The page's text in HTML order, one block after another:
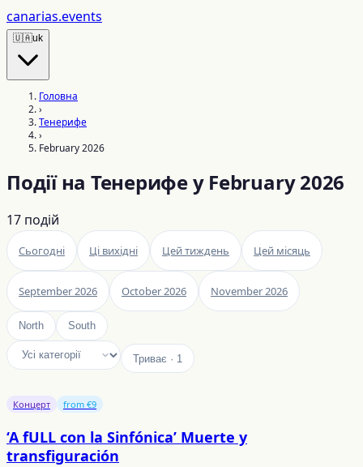
canarias.events
🇺🇦uk
Головна
›
Тенерифе
›
February 2026
Події на Тенерифе у February 2026
17 подій
Сьогодні Ці вихідні Цей тиждень Цей місяць
September 2026 October 2026 November 2026
North South
Триває · 1
Концерт from €9
‘A fULL con la Sinfónica’ Muerte y
transfiguración